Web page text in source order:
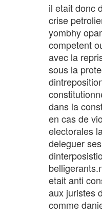
il etait donc
crise
yombhy
competent
avec la
sous la
dans la
en cas de
electorales
deleguer
etait anti
aux juristes
comme